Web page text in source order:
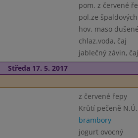
pom. z červené
pol.ze
hov. maso
chlaz.voda, čaj
jablečný závin,
Středa 17. 5. 2017
z červené řepy
Krůtí pečeně
brambory
jogurt ovocný